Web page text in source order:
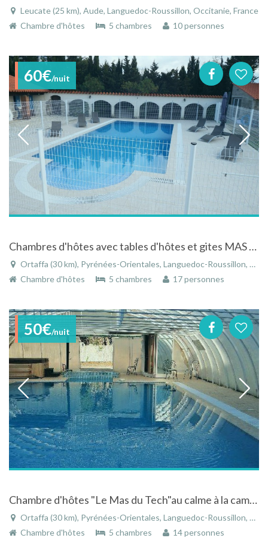
Leucate (25 km), Aude, Languedoc-Roussillon, Occitanie, France
Chambre d'hôtes
5 chambres 10 personnes
60€/nuit
Chambres d'hôtes avec tables d'hôtes et gites MAS DES PALMIERS
Ortaffa (30 km), Pyrénées-Orientales, Languedoc-Roussillon, Occitanie, France
Chambre d'hôtes
5 chambres 17 personnes
50€/nuit
Chambre d'hôtes "Le Mas du Tech"au calme à la campagne en Roussillon, piscine,sauna et jacuzzi.
Ortaffa (30 km), Pyrénées-Orientales, Languedoc-Roussillon, Occitanie, France
Chambre d'hôtes
5 chambres 14 personnes